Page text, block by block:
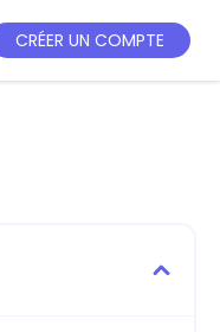
CRÉER UN COMPTE